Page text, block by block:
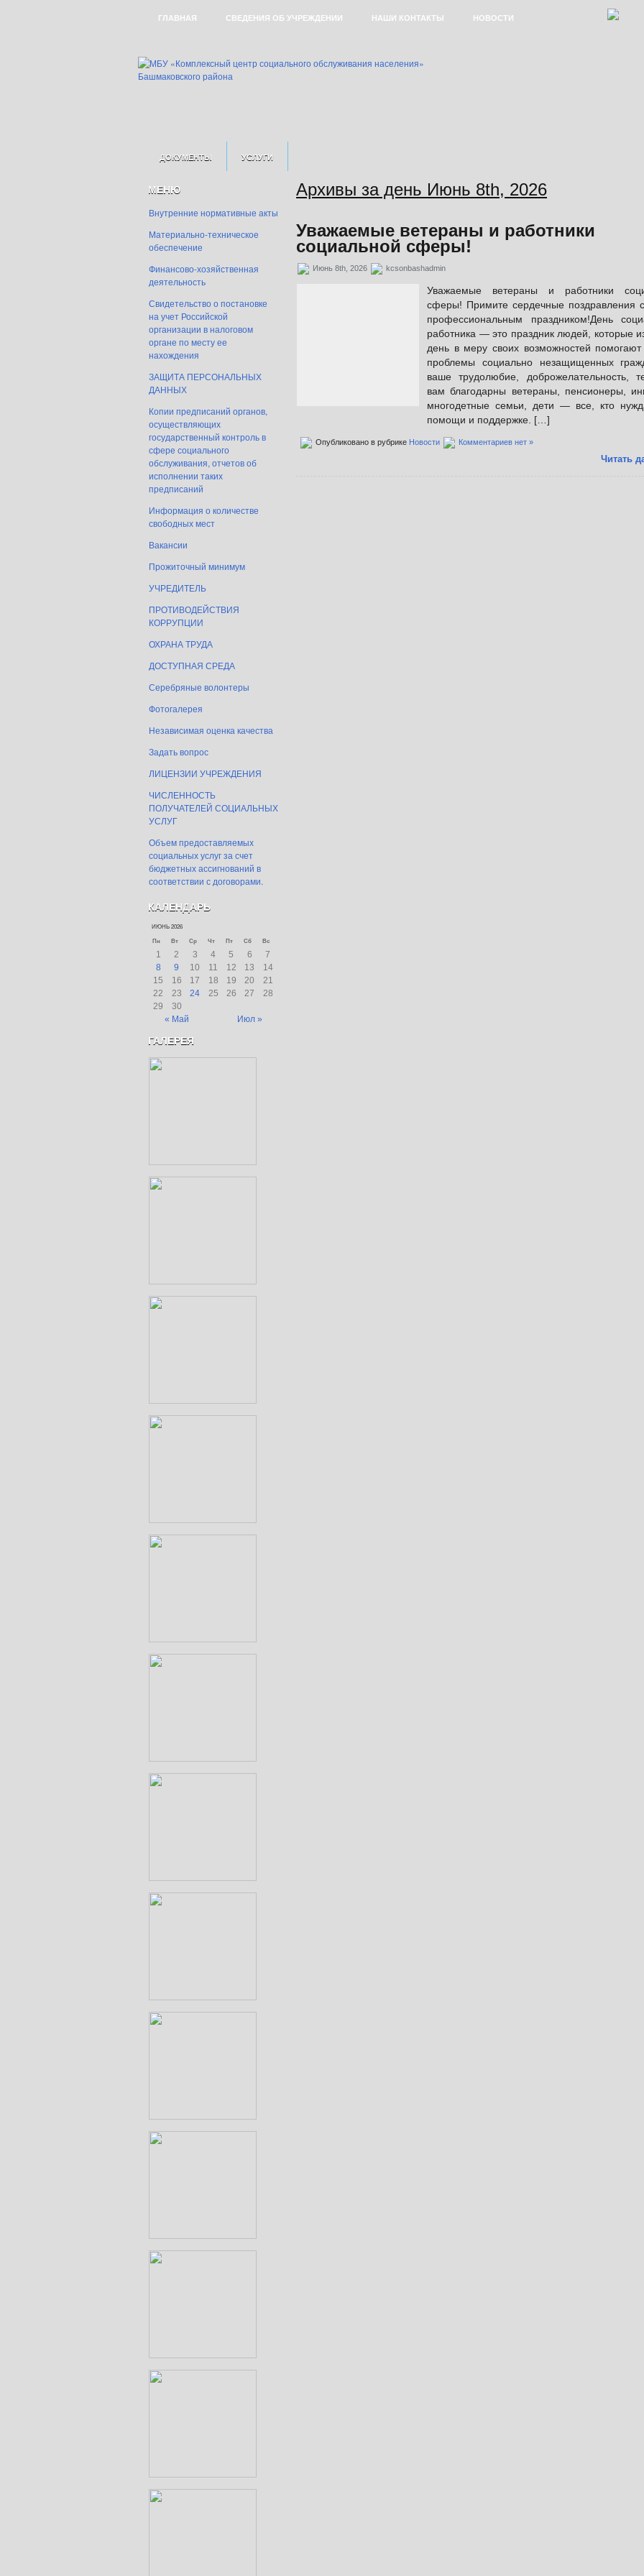
ГЛАВНАЯ СВЕДЕНИЯ ОБ УЧРЕЖДЕНИИ НАШИ КОНТАКТЫ НОВОСТИ
ДОКУМЕНТЫ УСЛУГИ
СТРУКТУРА ЦЕНТРА ОТДЕЛЕНИЕ СОЦИАЛЬНОГО ОБСЛУЖИВАНИЯ НА ДОМУ
ОТДЕЛЕНИЕ СРОЧНОГО СОЦИАЛЬНОГО ОБСЛУЖИВАНИЯ
ОТДЕЛЕНИЕ ПРОФИЛАКТИКИ БЕЗНАДЗОРНОСТИ И ПСИХОЛОГО-ПЕДАГОГИЧЕСКОЙ ПОМОЩИ
СТАЦИОНАРНОЕ ОТДЕЛЕНИЕ ДЛЯ ГРАЖДАН ПОЖИЛОГО ВОЗРАСТА И ИНВАЛИДОВ
КАРТА ДОСТУПНОСТИ СОЦИАЛЬНОГО ОБСЛУЖИВАНИЯ В БАШМАКОВСКОМ РАЙОНЕ ИТОГИ РАБОТЫ
МЕНЮ
Внутренние нормативные акты
Материально-техническое
обеспечение
Финансово-хозяйственная
деятельность
Свидетельство о постановке
на учет Российской
организации в налоговом
органе по месту ее
нахождения
ЗАЩИТА ПЕРСОНАЛЬНЫХ
ДАННЫХ
Копии предписаний органов,
осуществляющих
государственный контроль в
сфере социального
обслуживания, отчетов об
исполнении таких
предписаний
Информация о количестве
свободных мест
Вакансии
Прожиточный минимум
УЧРЕДИТЕЛЬ
ПРОТИВОДЕЙСТВИЯ
КОРРУПЦИИ
ОХРАНА ТРУДА
ДОСТУПНАЯ СРЕДА
Серебряные волонтеры
Фотогалерея
Независимая оценка качества
Задать вопрос
ЛИЦЕНЗИИ УЧРЕЖДЕНИЯ
ЧИСЛЕННОСТЬ
ПОЛУЧАТЕЛЕЙ СОЦИАЛЬНЫХ
УСЛУГ
Объем предоставляемых
социальных услуг за счет
бюджетных ассигнований в
соответствии с договорами.
КАЛЕНДАРЬ
ИЮНЬ 2026
Пн
Вт Ср Чт Пт Сб Вс
« Май Июл »
1 2 3 4 5 6
7
8
9 10 11 12 13
14
15
16 17 18 19 20
21
22
23 24 25 26 27
28
29
30
ГАЛЕРЕЯ
Архивы за день Июнь 8th, 2026
Уважаемые ветераны и работники
социальной сферы!
Июнь 8th, 2026 kcsonbashadmin
Уважаемые ветераны и работники
сферы! Примите сердечные поздравления
профессиональным праздником!День
работника — это праздник людей, которые
день в меру своих возможностей
проблемы социально незащищенных
ваше трудолюбие, доброжелательность,
вам благодарны ветераны, пенсионеры,
многодетные семьи, дети — все, кто
помощи и поддержке. […]
Опубликовано в рубрике Новости Комментариев нет »
Читать